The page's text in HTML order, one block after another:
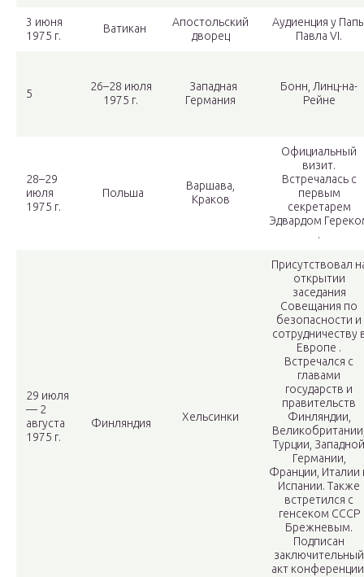
3 июня
1975 г.
Ватикан
Апостольский
дворец
Аудиенция у
Павла VI.
5
26–28 июля
1975 г.
Западная
Германия
Бонн, Линц-на-
Рейне
28–29
июля
1975 г.
Польша
Варшава,
Краков
Официальный
визит.
Встречалась с
первым
секретарем
Эдвардом
.
29 июля
— 2
августа
1975 г.
Финляндия Хельсинки
Присутствовал
открытии
заседания
Совещания по
безопасности и
сотрудничеству
Европе .
Встречался с
главами
государств и
правительств
Финляндии,
Турции, Западной
Германии,
Франции, Италии
Испании. Также
встретился с
генсеком СССР
Брежневым.
Подписан
заключительный
акт